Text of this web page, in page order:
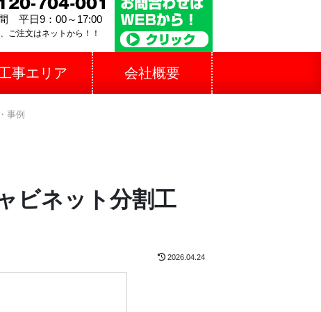
平日9：00～17:00
ご注文はネットから！！
事エリア 会社概要
事例
ビネット分割工
2026.04.24